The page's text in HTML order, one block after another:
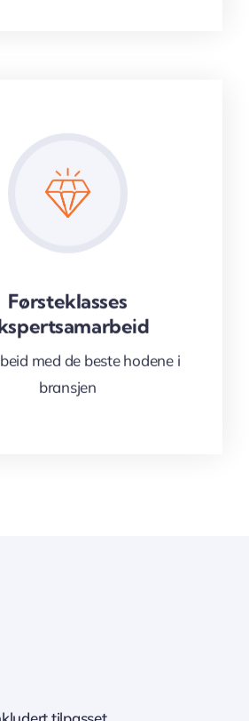
Førsteklasses
med de beste hodene i
bransjen